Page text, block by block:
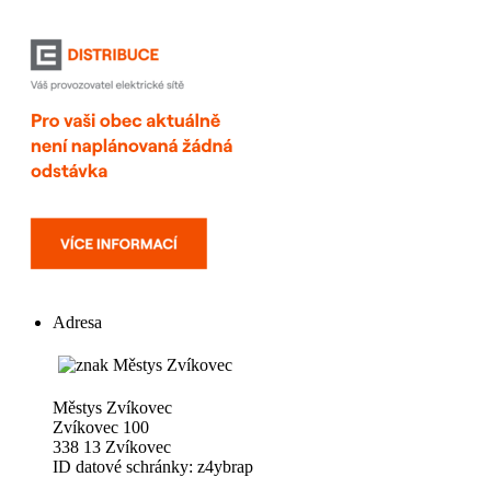
Adresa
Městys Zvíkovec
Zvíkovec 100
338 13 Zvíkovec
ID datové schránky: z4ybrap